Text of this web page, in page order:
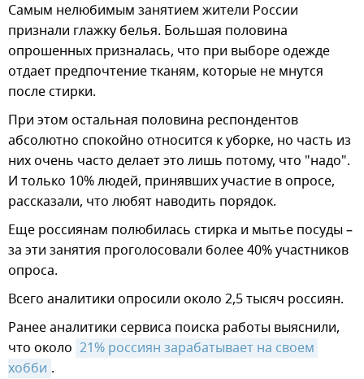
Самым нелюбимым занятием жители России
признали глажку белья. Большая половина
опрошенных призналась, что при выборе одежде
отдает предпочтение тканям, которые не мнутся
после стирки.
При этом остальная половина респондентов
абсолютно спокойно относится к уборке, но часть из
них очень часто делает это лишь потому, что "надо".
И только 10% людей, принявших участие в опросе,
рассказали, что любят наводить порядок.
Еще россиянам полюбилась стирка и мытье посуды –
за эти занятия проголосовали более 40% участников
опроса.
Всего аналитики опросили около 2,5 тысяч россиян.
Ранее аналитики сервиса поиска работы выяснили,
что около 21% россиян зарабатывает на своем
хобби .